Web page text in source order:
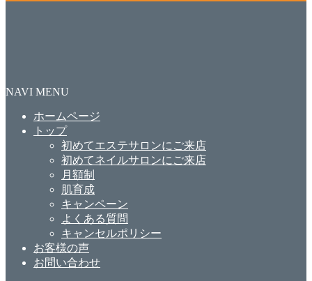
NAVI MENU
ホームページ
トップ
初めてエステサロンにご来店
初めてネイルサロンにご来店
月額制
肌育成
キャンペーン
よくある質問
キャンセルポリシー
お客様の声
お問い合わせ